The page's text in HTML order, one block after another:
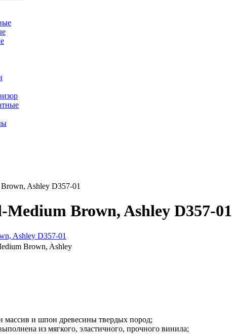
Ashley D357-01
Brown, Ashley D357-01
Brown, Ashley
массив и шпон древесины твердых пород;
из мягкого, эластичного, прочного винила;